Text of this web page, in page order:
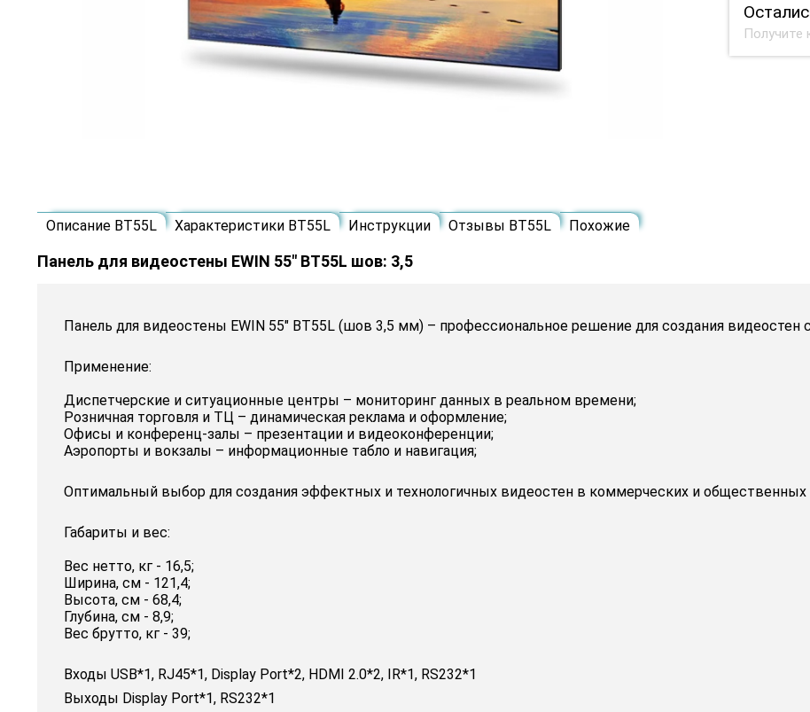
Получите
Описание BT55L Характеристики BT55L Инструкции Отзывы BT55L Похожие
Панель для видеостены EWIN 55" BT55L шов: 3,5
Панель для видеостены EWIN 55" BT55L (шов 3,5 мм) – профессиональное решение для создания
Применение:
Диспетчерские и ситуационные центры – мониторинг данных в реальном времени;
Розничная торговля и ТЦ – динамическая реклама и оформление;
Офисы и конференц-залы – презентации и видеоконференции;
Аэропорты и вокзалы – информационные табло и навигация;
Оптимальный выбор для создания эффектных и технологичных видеостен в коммерческих и общественных
Габариты и вес:
Вес нетто, кг - 16,5;
Ширина, см - 121,4;
Высота, см - 68,4;
Глубина, см - 8,9;
Вес брутто, кг - 39;
Входы USB*1, RJ45*1, Display Port*2, HDMI 2.0*2, IR*1, RS232*1
Выходы Display Port*1, RS232*1